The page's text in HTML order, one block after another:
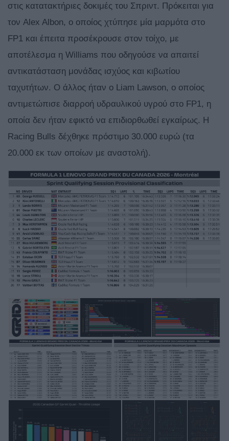
στις κατατακτήριες δοκιμές του Σπριντ. Πρόκειται για
τον Alex Albon, ο οποίος χτύπησε μία μαρμότα στο
FP1 και έπειτα προσέκρουσε στον τοίχο, με
αποτέλεσμα η Williams που οδηγούσε να απαιτεί
αντικατάσταση μονάδας ισχύος και κιβωτίου
ταχυτήτων. Ο άλλος ήταν ο Liam Lawson, ο οποίος
αντιμετώπισε διαρροή υδραυλικού υγρού στο FP1, η
οποία δεν ήταν εφικτό να επιδιορθωθεί εγκαίρως. H
Racing Bulls δέχθηκε πρόστιμο 30.000 ευρώ (τα
20.000 εκ των οποίων με αναστολή).